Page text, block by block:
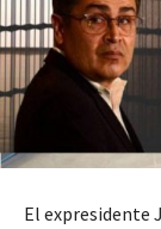
El expresidente